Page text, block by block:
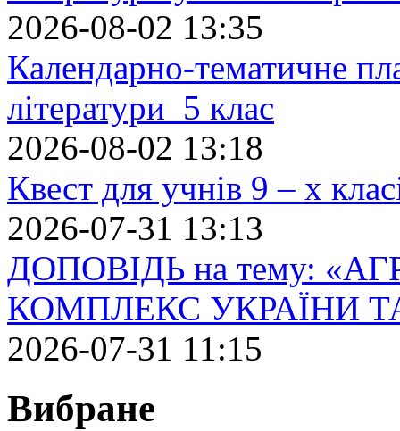
2026-08-02 13:35
Календарно-тематичне
літератури 5 клас
2026-08-02 13:18
Квест для учнів 9 – х
2026-07-31 13:13
ДОПОВІДЬ на тему:
КОМПЛЕКС УКРАЇНИ
2026-07-31 11:15
Вибране